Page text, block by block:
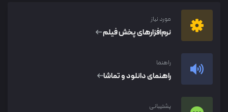
مورد نیاز
نرم‌افزار‌های پخش فیلم
راهنما
راهنمای دانلود و تماشا
پشتیبانی